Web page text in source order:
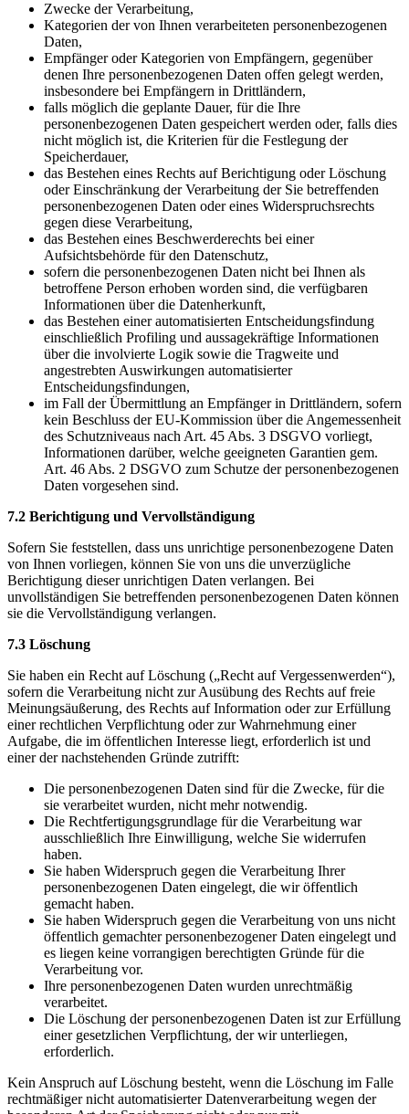
Zwecke der Verarbeitung,
Kategorien der von Ihnen verarbeiteten personenbezogenen
Daten,
Empfänger oder Kategorien von Empfängern, gegenüber
denen Ihre personenbezogenen Daten offen gelegt werden,
insbesondere bei Empfängern in Drittländern,
falls möglich die geplante Dauer, für die Ihre
personenbezogenen Daten gespeichert werden oder, falls dies
nicht möglich ist, die Kriterien für die Festlegung der
Speicherdauer,
das Bestehen eines Rechts auf Berichtigung oder Löschung
oder Einschränkung der Verarbeitung der Sie betreffenden
personenbezogenen Daten oder eines Widerspruchsrechts
gegen diese Verarbeitung,
das Bestehen eines Beschwerderechts bei einer
Aufsichtsbehörde für den Datenschutz,
sofern die personenbezogenen Daten nicht bei Ihnen als
betroffene Person erhoben worden sind, die verfügbaren
Informationen über die Datenherkunft,
das Bestehen einer automatisierten Entscheidungsfindung
einschließlich Profiling und aussagekräftige Informationen
über die involvierte Logik sowie die Tragweite und
angestrebten Auswirkungen automatisierter
Entscheidungsfindungen,
im Fall der Übermittlung an Empfänger in Drittländern, sofern
kein Beschluss der EU-Kommission über die Angemessenheit
des Schutzniveaus nach Art. 45 Abs. 3 DSGVO vorliegt,
Informationen darüber, welche geeigneten Garantien gem.
Art. 46 Abs. 2 DSGVO zum Schutze der personenbezogenen
Daten vorgesehen sind.
7.2 Berichtigung und Vervollständigung
Sofern Sie feststellen, dass uns unrichtige personenbezogene Daten
von Ihnen vorliegen, können Sie von uns die unverzügliche
Berichtigung dieser unrichtigen Daten verlangen. Bei
unvollständigen Sie betreffenden personenbezogenen Daten können
sie die Vervollständigung verlangen.
7.3 Löschung
Sie haben ein Recht auf Löschung („Recht auf Vergessenwerden“),
sofern die Verarbeitung nicht zur Ausübung des Rechts auf freie
Meinungsäußerung, des Rechts auf Information oder zur Erfüllung
einer rechtlichen Verpflichtung oder zur Wahrnehmung einer
Aufgabe, die im öffentlichen Interesse liegt, erforderlich ist und
einer der nachstehenden Gründe zutrifft:
Die personenbezogenen Daten sind für die Zwecke, für die
sie verarbeitet wurden, nicht mehr notwendig.
Die Rechtfertigungsgrundlage für die Verarbeitung war
ausschließlich Ihre Einwilligung, welche Sie widerrufen
haben.
Sie haben Widerspruch gegen die Verarbeitung Ihrer
personenbezogenen Daten eingelegt, die wir öffentlich
gemacht haben.
Sie haben Widerspruch gegen die Verarbeitung von uns nicht
öffentlich gemachter personenbezogener Daten eingelegt und
es liegen keine vorrangigen berechtigten Gründe für die
Verarbeitung vor.
Ihre personenbezogenen Daten wurden unrechtmäßig
verarbeitet.
Die Löschung der personenbezogenen Daten ist zur Erfüllung
einer gesetzlichen Verpflichtung, der wir unterliegen,
erforderlich.
Kein Anspruch auf Löschung besteht, wenn die Löschung im Falle
rechtmäßiger nicht automatisierter Datenverarbeitung wegen der